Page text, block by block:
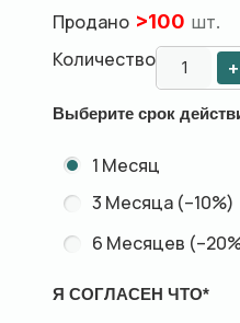
Продано >100 шт.
Количество +
Выберите срок
1 Месяц
3 Месяца (–10%)
6 Месяцев
Я СОГЛАСЕН ЧТО*